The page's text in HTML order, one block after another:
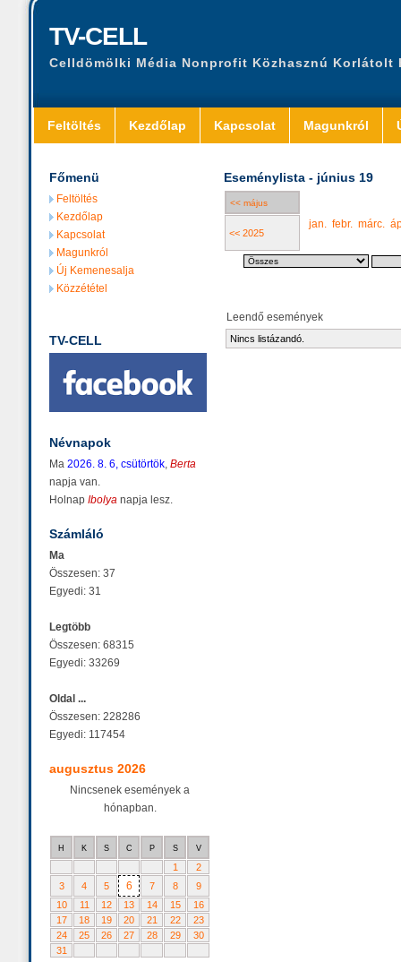
TV-CELL
Celldömölki Média Nonprofit Közhasznú Korlátolt
Feltöltés Kezdőlap Kapcsolat Magunkról
Főmenü
Feltöltés
Kezdőlap
Kapcsolat
Magunkról
Új Kemenesalja
Közzététel
TV-CELL
Névnapok
Ma 2026. 8. 6, csütörtök, Berta
napja van.
Holnap Ibolya napja lesz.
Számláló
Ma
Összesen: 37
Egyedi: 31
Legtöbb
Összesen: 68315
Egyedi: 33269
Oldal ...
Összesen: 228286
Egyedi: 117454
augusztus 2026
Nincsenek események a
hónapban.
H K S C P S V
1
2
3
4 5 6 7 8
9
10
11 12 13 14 15
16
17
18 19 20 21 22
23
24
25 26 27 28 29
30
31
Eseménylista - június 19
<< május
<< 2025
jan. febr. márc.
Leendő események
Nincs listázandó.